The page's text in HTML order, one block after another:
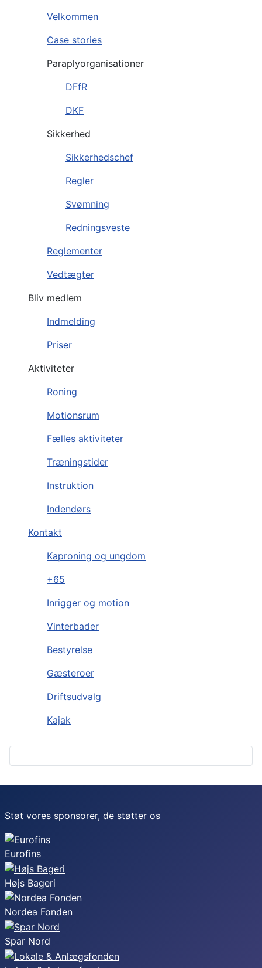
Velkommen
Case stories
Paraplyorganisationer
DFfR
DKF
Sikkerhed
Sikkerhedschef
Regler
Svømning
Redningsveste
Reglementer
Vedtægter
Bliv medlem
Indmelding
Priser
Aktiviteter
Roning
Motionsrum
Fælles aktiviteter
Træningstider
Instruktion
Indendørs
Kontakt
Kaproning og ungdom
+65
Inrigger og motion
Vinterbader
Bestyrelse
Gæsteroer
Driftsudvalg
Kajak
Støt vores sponsorer, de støtter os
Eurofins
Højs Bageri
Nordea Fonden
Spar Nord